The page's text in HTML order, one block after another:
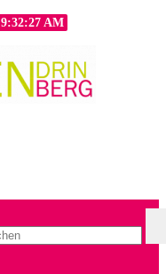
9:32:29 AM